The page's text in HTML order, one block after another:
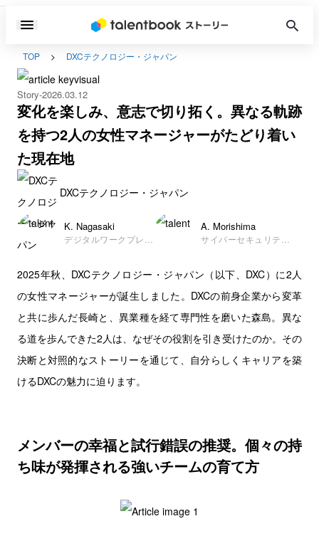
TOP DXCテクノロジー・ジャパン
Story 2026.03.12
変化を楽しみ、意志で切り拓く。異なる軌跡
を持つ2人の女性マネージャーがたどり着い
た現在地
DXCテクノロジー・ジャパン
K. Nagasaki
デジタルワークプレイ
A. Morishima
サイバーセキュリティ
ード部 部長
2025年秋、DXCテクノロジー・ジャパン（以下、DXC）に2人
の女性マネージャーが誕生しました。DXCの前身企業から変革
と共に歩んだ長崎と、異業種を経て専門性を磨いた森島。異な
る道を歩んできた2人は、なぜその役割を引き受けたのか。その
決断と対照的なストーリーを通じて、自分らしくキャリアを築
けるDXCの魅力に迫ります。
メンバーの幸福と試行錯誤の推奨。個々の持
ち味が発揮される強いチームの育て方